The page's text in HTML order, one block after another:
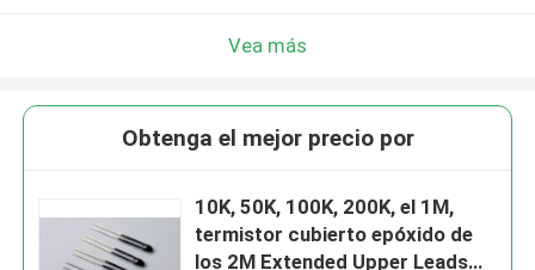
Vea más
Obtenga el mejor precio por
10K, 50K, 100K, 200K, el 1M,
termistor cubierto epóxido de
los 2M Extended Upper Leads